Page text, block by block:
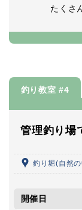
たくさ
釣り教室 #4
管理釣り場
釣り堀(自然
開催日